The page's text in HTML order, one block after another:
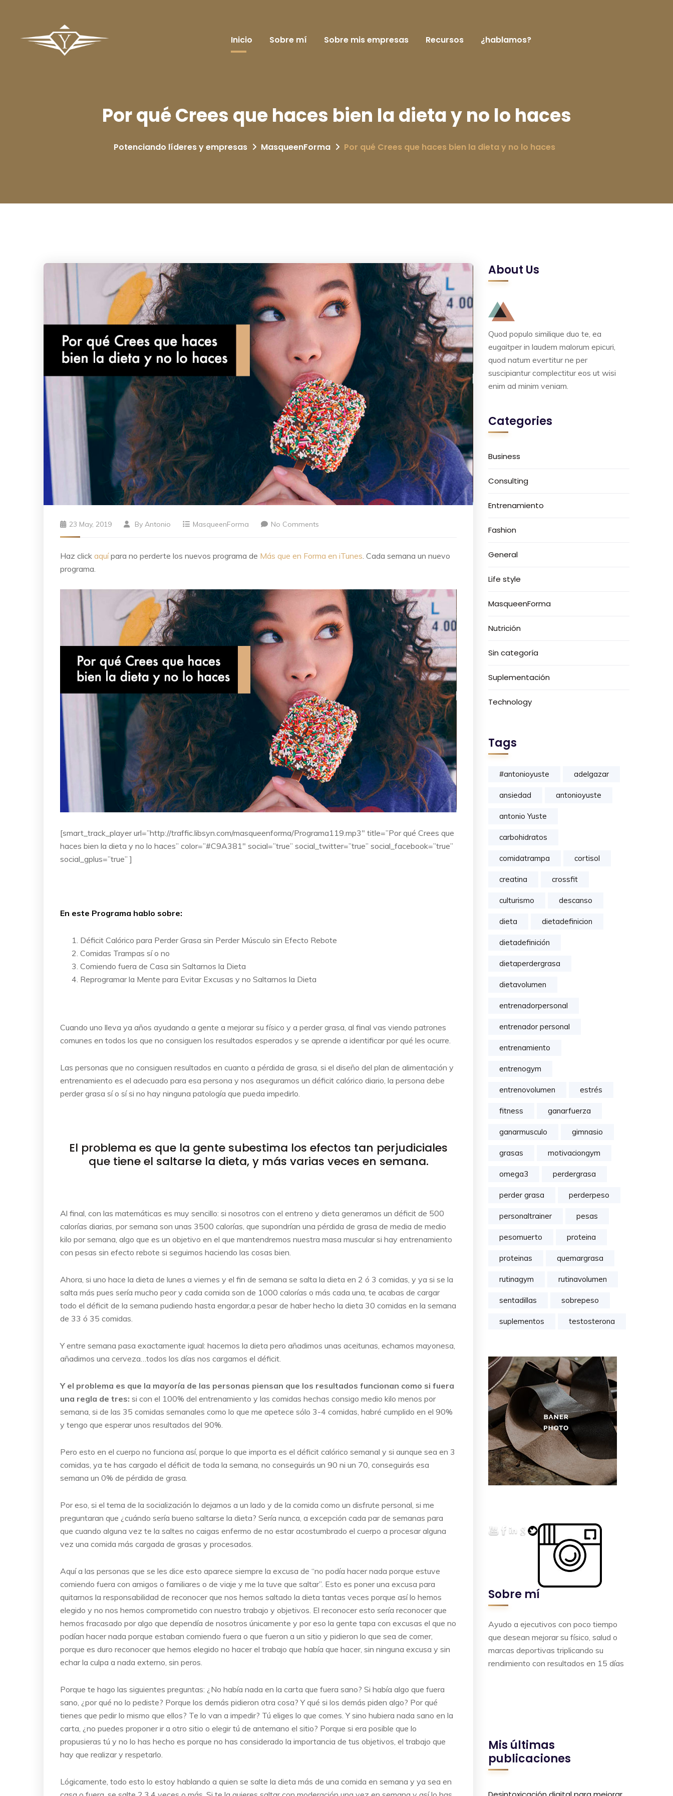
Inicio Sobre mí Sobre mis empresas Recursos ¿hablamos?
Por qué Crees que haces bien la dieta y no lo haces
Potenciando líderes y empresas MasqueenForma Por qué Crees que haces bien la dieta y no lo haces
23 May, 2019 By Antonio MasqueenForma No Comments
Haz click aquípara no perderte los nuevos programa de Más que en Forma en iTunes . Cada semana un nuevo
programa.
[smart_track_player url=”http://traffic.libsyn.com/masqueenforma/Programa119.mp3″ title=”Por qué Crees que
haces bien la dieta y no lo haces” color=”#C9A381″ social=”true” social_twitter=”true” social_facebook=”true”
social_gplus=”true” ]
En este Programa hablo sobre:
Déficit Calórico para Perder Grasa sin Perder Músculo sin Efecto Rebote
Comidas Trampas sí o no
Comiendo fuera de Casa sin Saltarnos la Dieta
Reprogramar la Mente para Evitar Excusas y no Saltarnos la Dieta
Cuando uno lleva ya años ayudando a gente a mejorar su físico y a perder grasa, al final vas viendo patrones
comunes en todos los que no consiguen los resultados esperados y se aprende a identificar por qué les ocurre.
Las personas que no consiguen resultados en cuanto a pérdida de grasa, si el diseño del plan de alimentación y
entrenamiento es el adecuado para esa persona y nos aseguramos un déficit calórico diario, la persona debe
perder grasa sí o sí si no hay ninguna patología que pueda impedirlo.
El problema es que la gente subestima los efectos tan perjudiciales
que tiene el saltarse la dieta, y más varias veces en semana.
Al final, con las matemáticas es muy sencillo: si nosotros con el entreno y dieta generamos un déficit de 500
calorías diarias, por semana son unas 3500 calorías, que supondrían una pérdida de grasa de media de medio
kilo por semana, algo que es un objetivo en el que mantendremos nuestra masa muscular si hay entrenamiento
con pesas sin efecto rebote si seguimos haciendo las cosas bien.
Ahora, si uno hace la dieta de lunes a viernes y el fin de semana se salta la dieta en 2 ó 3 comidas, y ya si se la
salta más pues sería mucho peor y cada comida son de 1000 calorías o más cada una, te acabas de cargar
todo el déficit de la semana pudiendo hasta engordar,a pesar de haber hecho la dieta 30 comidas en la semana
de 33 ó 35 comidas.
Y entre semana pasa exactamente igual: hacemos la dieta pero añadimos unas aceitunas, echamos mayonesa,
añadimos una cerveza…todos los días nos cargamos el déficit.
Y el problema es que la mayoría de las personas piensan que los resultados funcionan como si fuera
una regla de tres: si con el 100% del entrenamiento y las comidas hechas consigo medio kilo menos por
semana, si de las 35 comidas semanales como lo que me apetece sólo 3-4 comidas, habré cumplido en el 90%
y tengo que esperar unos resultados del 90%.
Pero esto en el cuerpo no funciona así, porque lo que importa es el déficit calórico semanal y si aunque sea en 3
comidas, ya te has cargado el déficit de toda la semana, no conseguirás un 90 ni un 70, conseguirás esa
semana un 0% de pérdida de grasa.
Por eso, si el tema de la socialización lo dejamos a un lado y de la comida como un disfrute personal, si me
preguntaran que ¿cuándo sería bueno saltarse la dieta? Sería nunca, a excepción cada par de semanas para
que cuando alguna vez te la saltes no caigas enfermo de no estar acostumbrado el cuerpo a procesar alguna
vez una comida más cargada de grasas y procesados.
Aquí a las personas que se les dice esto aparece siempre la excusa de “no podía hacer nada porque estuve
comiendo fuera con amigos o familiares o de viaje y me la tuve que saltar”. Esto es poner una excusa para
quitarnos la responsabilidad de reconocer que nos hemos saltado la dieta tantas veces porque así lo hemos
elegido y no nos hemos comprometido con nuestro trabajo y objetivos. El reconocer esto sería reconocer que
hemos fracasado por algo que dependía de nosotros únicamente y por eso la gente tapa con excusas el que no
podían hacer nada porque estaban comiendo fuera o que fueron a un sitio y pidieron lo que sea de comer,
porque es duro reconocer que hemos elegido no hacer el trabajo que había que hacer, sin ninguna excusa y sin
echar la culpa a nada externo, sin peros.
Porque te hago las siguientes preguntas: ¿No había nada en la carta que fuera sano? Si había algo que fuera
sano, ¿por qué no lo pediste? Porque los demás pidieron otra cosa? Y qué si los demás piden algo? Por qué
tienes que pedir lo mismo que ellos? Te lo van a impedir? Tú eliges lo que comes. Y sino hubiera nada sano en la
carta, ¿no puedes proponer ir a otro sitio o elegir tú de antemano el sitio? Porque si era posible que lo
propusieras tú y no lo has hecho es porque no has considerado la importancia de tus objetivos, el trabajo que
hay que realizar y respetarlo.
Lógicamente, todo esto lo estoy hablando a quien se salte la dieta más de una comida en semana y ya sea en
About Us
Quod populo similique duo te, ea
eugaitper in laudem malorum epicuri,
quod natum evertitur ne per
suscipiantur complectitur eos ut wisi
enim ad minim veniam.
Categories
Business
Consulting
Entrenamiento
Fashion
General
Life style
MasqueenForma
Nutrición
Sin categoría
Suplementación
Technology
Tags
#antonioyuste adelgazar
ansiedad antonioyuste
antonio Yuste
carbohidratos
comidatrampa cortisol
creatina crossfit
culturismo descanso
dieta dietadefinicion
dietadefinición
dietaperdergrasa
dietavolumen
entrenadorpersonal
entrenador personal
entrenamiento
entrenogym
entrenovolumen estrés
fitness ganarfuerza
ganarmusculo gimnasio
grasas motivaciongym
omega3 perdergrasa
perder grasa perderpeso
personaltrainer pesas
pesomuerto proteina
proteinas quemargrasa
rutinagym rutinavolumen
sentadillas sobrepeso
suplementos testosterona
Sobre mí
Ayudo a ejecutivos con poco tiempo
que desean mejorar su físico, salud o
marcas deportivas triplicando su
rendimiento con resultados en 15 días
Mis últimas
publicaciones